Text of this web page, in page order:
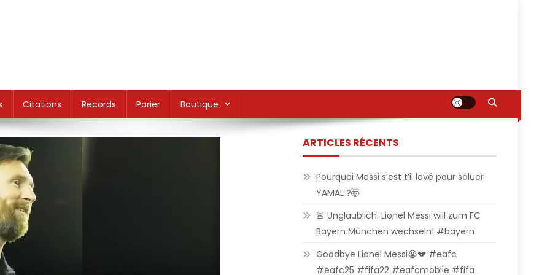
Citations Records Parier Boutique
ARTICLES RÉCENTS
Pourquoi Messi s’est t’il levé pour saluer
YAMAL ?🤯
🚨 Unglaublich: Lionel Messi will zum FC
Bayern München wechseln! #bayern
Goodbye Lionel Messi😭💔 #eafc
#eafc25 #fifa22 #eafcmobile #fifa